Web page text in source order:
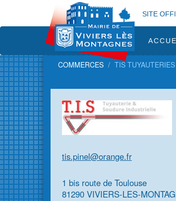
contenu
SITE
COMMERCES TIS
tis.pinel@orange.fr
1 bis route de Toulouse
81290 VIVIERS-LES-